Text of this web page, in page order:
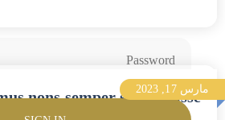
مارس 17, 2023
nons semper suspendisse